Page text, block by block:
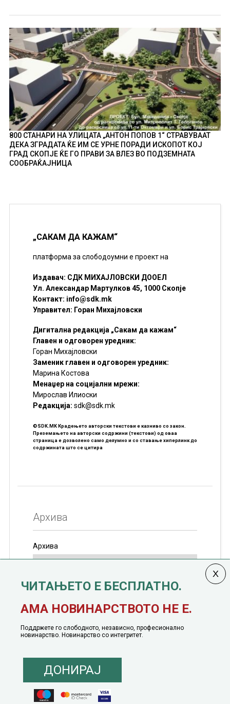
800 СТАНАРИ НА УЛИЦАТА „АНТОН ПОПОВ 1“ СТРАВУВААТ
ДЕКА ЗГРАДАТА ЌЕ ИМ СЕ УРНЕ ПОРАДИ ИСКОПОТ КОЈ
ГРАД СКОПЈЕ ЌЕ ГО ПРАВИ ЗА ВЛЕЗ ВО ПОДЗЕМНАТА
СООБРАЌАЈНИЦА
„САКАМ ДА КАЖАМ“
платформа за слободоумни е проект на
Издавач: СДК МИХАЈЛОВСКИ ДООЕЛ
Ул. Александар Мартулков 45, 1000 Скопје
Контакт: info@sdk.mk
Управител: Горан Михајловски
Дигитална редакција „Сакам да кажам“
Главен и одговорен уредник:
Горан Михајловски
Заменик главен и одговорен уредник:
Марина Костова
Менаџер на социјални мрежи:
Мирослав Илиоски
Редакцијa: sdk@sdk.mk
©SDK.MK Крадењето авторски текстови е казниво со закон.
Преземањето на авторски содржини (текстови) од оваа
страница е дозволено само делумно и со ставање хиперлинк до
содржината што се цитира
Архива
Архива
јануари, 1991 година
© 2016 - 2026 Сакам Да Кажам. Сите права задржани |
Понуда за политичко рекламирање
Политика на инклузија
Кодекс на однесување
ЧИТАЊЕТО Е БЕСПЛАТНО.
АМА НОВИНАРСТВОТО НЕ Е.
Поддржете го слободното, независно, професионално
новинарство. Новинарство со интегритет.
ДОНИРАЈ